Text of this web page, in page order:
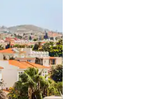
ことができます。